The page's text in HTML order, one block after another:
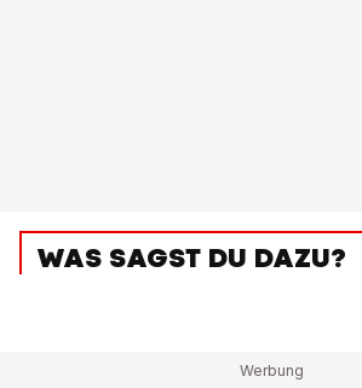
WAS SAGST DU DAZU?